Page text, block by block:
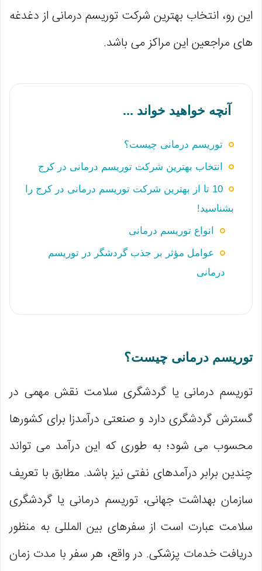
این رو، انتخاب بهترین شرکت توریسم درمانی از دغدغه
های مراجعین این مراکز می باشد.
آنچه خواهید خواند ...
توریسم درمانی چیست؟
انتخاب بهترین شرکت توریسم درمانی در کرج
10 تا از بهترین شرکت توریسم درمانی در کرج را
بشناسید!
انواع توریسم درمانی
عوامل مؤثر بر جذب گردشگر در توریسم
درمانی
توریسم درمانی چیست؟
توریسم درمانی یا گردشگری سلامت نقش مهمی در
گسترش گردشگری دارد و صنعتی درآمدزا برای کشورها
محسوب می شود؛ به طوری که این درآمد می تواند
چندین برابر درآمدهای نفتی نیز باشد. مطابق با تعریف
سازمان بهداشت جهانی، توریسم درمانی یا گردشگری
سلامت عبارت است از سفرهای بین المللی به منظور
دریافت خدمات پزشکی. در واقع، هر سفر با مدت زمان